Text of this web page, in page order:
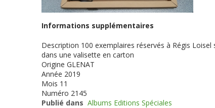
Informations supplémentaires
Description 100 exemplaires réservés à Régis
dans une valisette en carton
Origine GLENAT
Année 2019
Mois 11
Numéro 2145
Publié dans Albums Editions Spéciales